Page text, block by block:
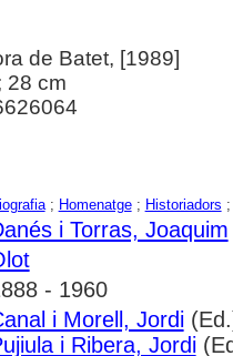
de Batet, [1989]
28 cm
; Homenatge; Historiadors
i Torras, Joaquim
- 1960
i Morell, Jordi
i Ribera, Jordi